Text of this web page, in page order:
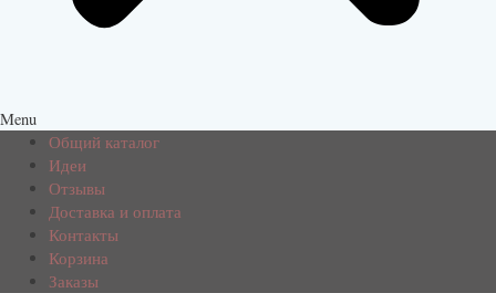
Menu
Общий каталог
Идеи
Отзывы
Доставка и оплата
Контакты
Корзина
Заказы